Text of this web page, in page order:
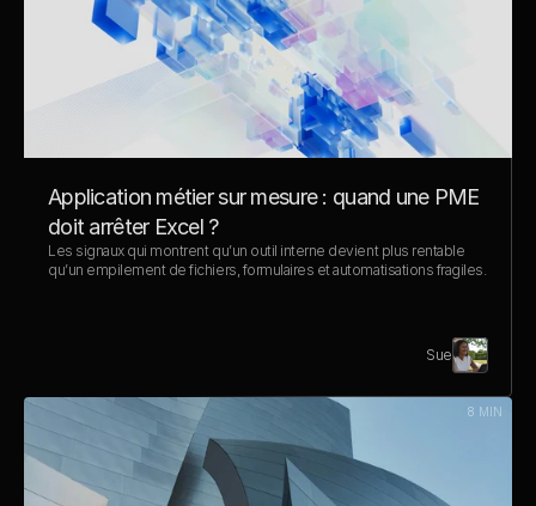
Application métier sur mesure : quand une PME
doit arrêter Excel ?
Les signaux qui montrent qu’un outil interne devient plus rentable
qu’un empilement de fichiers, formulaires et automatisations fragiles.
Sue
8 MIN